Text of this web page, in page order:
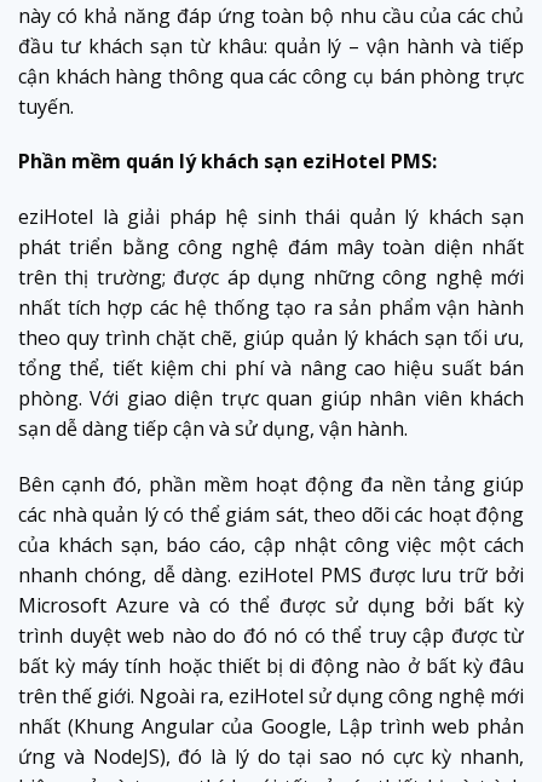
này có khả năng đáp ứng toàn bộ nhu cầu của các chủ
đầu tư khách sạn từ khâu: quản lý – vận hành và tiếp
cận khách hàng thông qua các công cụ bán phòng trực
tuyến.
Phần mềm quán lý khách sạn eziHotel PMS:
eziHotel là giải pháp hệ sinh thái quản lý khách sạn
phát triển bằng công nghệ đám mây toàn diện nhất
trên thị trường; được áp dụng những công nghệ mới
nhất tích hợp các hệ thống tạo ra sản phẩm vận hành
theo quy trình chặt chẽ, giúp quản lý khách sạn tối ưu,
tổng thể, tiết kiệm chi phí và nâng cao hiệu suất bán
phòng. Với giao diện trực quan giúp nhân viên khách
sạn dễ dàng tiếp cận và sử dụng, vận hành.
Bên cạnh đó, phần mềm hoạt động đa nền tảng giúp
các nhà quản lý có thể giám sát, theo dõi các hoạt động
của khách sạn, báo cáo, cập nhật công việc một cách
nhanh chóng, dễ dàng. eziHotel PMS được lưu trữ bởi
Microsoft Azure và có thể được sử dụng bởi bất kỳ
trình duyệt web nào do đó nó có thể truy cập được từ
bất kỳ máy tính hoặc thiết bị di động nào ở bất kỳ đâu
trên thế giới. Ngoài ra, eziHotel sử dụng công nghệ mới
nhất (Khung Angular của Google, Lập trình web phản
ứng và NodeJS), đó là lý do tại sao nó cực kỳ nhanh,